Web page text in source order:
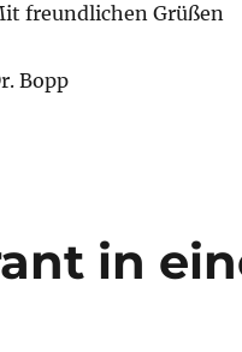
freundlichen Grüßen
Bopp
in